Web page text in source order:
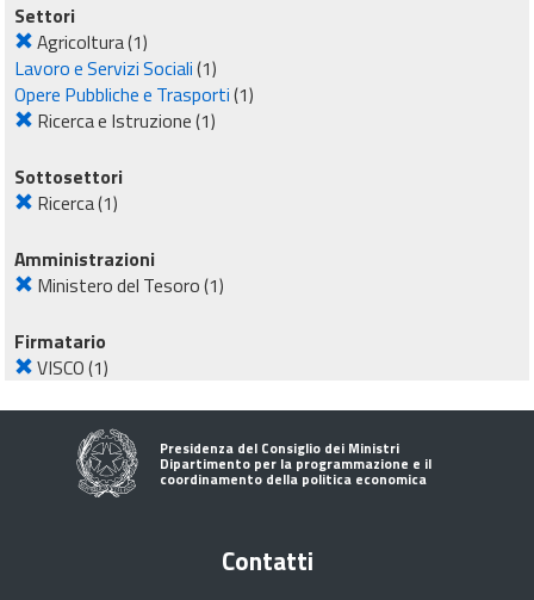
Settori
Agricoltura(1)
Lavoro e Servizi Sociali(1)
Opere Pubbliche e Trasporti(1)
Ricerca e Istruzione(1)
Sottosettori
Ricerca(1)
Amministrazioni
Ministero del Tesoro(1)
Firmatario
VISCO(1)
Presidenza del Consiglio dei Ministri
Dipartimento per la programmazione e il
coordinamento della politica economica
Contatti